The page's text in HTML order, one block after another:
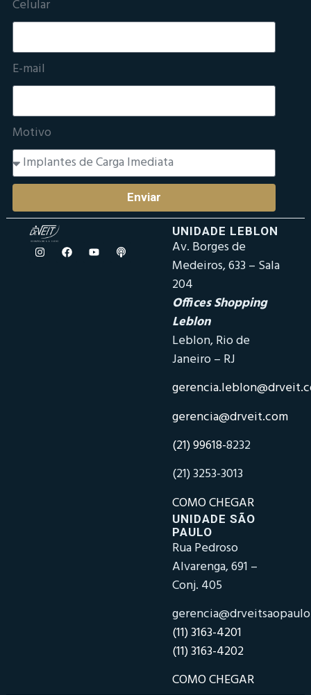
Celular
E-mail
Motivo
Enviar
UNIDADE LEBLON
Av. Borges de
Medeiros, 633 – Sala
204
Offices Shopping
Leblon
Leblon, Rio de
Janeiro – RJ
gerencia@drveit.com
(21) 99618-8232
(21) 3253-3013
COMO CHEGAR
UNIDADE SÃO
PAULO
Rua Pedroso
Alvarenga, 691 –
Conj. 405
(11) 3163-4201
(11) 3163-4202
COMO CHEGAR